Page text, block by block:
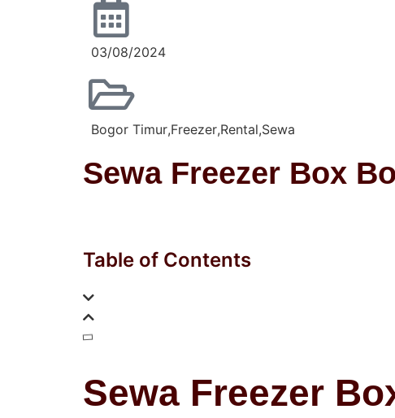
03/08/2024
Bogor Timur,Freezer,Rental,Sewa
Sewa Freezer Box
Table of Contents
Sewa Freezer